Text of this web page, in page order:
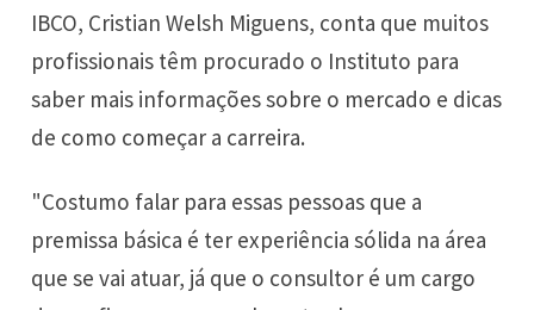
IBCO, Cristian Welsh Miguens, conta que muitos
profissionais têm procurado o Instituto para
saber mais informações sobre o mercado e dicas
de como começar a carreira.
"Costumo falar para essas pessoas que a
premissa básica é ter experiência sólida na área
que se vai atuar, já que o consultor é um cargo